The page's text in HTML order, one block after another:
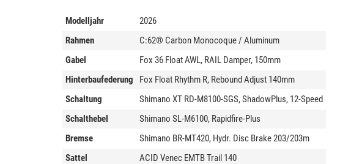
Modelljahr
2026
Rahmen
C:62® Carbon Monocoque / Aluminum
Gabel
Fox 36 Float AWL, RAIL Damper, 150mm
Hinterbaufederung
Fox Float Rhythm R, Rebound Adjust 140mm
Schaltung
Shimano XT RD-M8100-SGS, ShadowPlus, 12-Speed
Schalthebel
Shimano SL-M6100, Rapidfire-Plus
Bremse
Shimano BR-MT420, Hydr. Disc Brake 203/203m
Sattel
ACID Venec EMTB Trail 140